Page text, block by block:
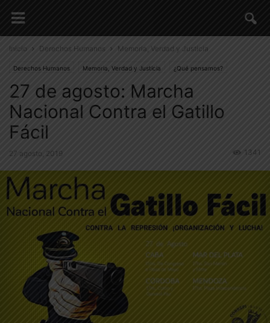
Inicio Derechos Humanos Memoria, Verdad y Justicia
Derechos Humanos Memoria, Verdad y Justicia ¿Qué pensamos?
Situación Nacional
27 de agosto: Marcha
Nacional Contra el Gatillo
Fácil
27 agosto, 2019 1341